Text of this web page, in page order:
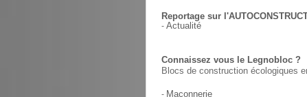
Reportage sur
- Actualité
Connaissez vous le Legnobloc ?
Blocs de construction écologiques
- Maçonnerie